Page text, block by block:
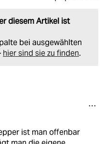
diesem Artikel ist
bei ausgewählten
hier sind sie zu finden.
ist man offenbar